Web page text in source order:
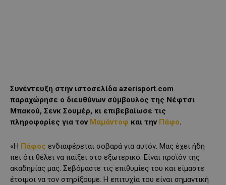
Συνέντευξη στην ιστοσελίδα azerisport.com
παραχώρησε ο διευθύνων σύμβουλος της Νέφτσι
Μπακού, Σενκ Σουμέρ, κι επιβεβαίωσε τις
πληροφορίες για τον Μαμάντοφ και την Πάφο.
«Η Πάφος ενδιαφέρεται σοβαρά για αυτόν. Μας έχει ήδη
πει ότι θέλει να παίξει στο εξωτερικό. Είναι προϊόν της
ακαδημίας μας. Σεβόμαστε τις επιθυμίες του και είμαστε
έτοιμοι να τον στηρίξουμε. Η επιτυχία του είναι σημαντική